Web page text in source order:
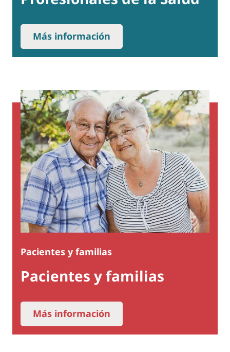
Más información
Pacientes y familias
Pacientes y familias
Más información